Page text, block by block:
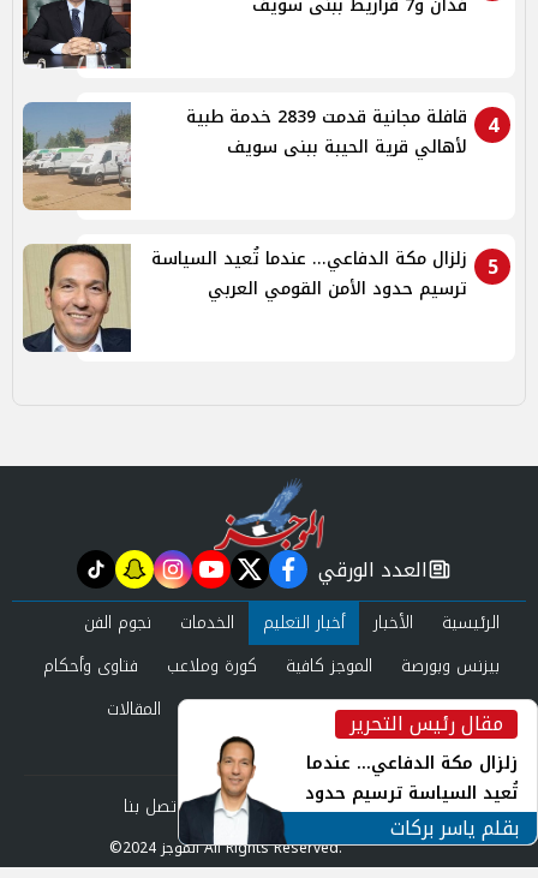
4
قافلة مجانية قدمت 2839 خدمة طبية
لأهالي قرية الحيبة ببنى سويف
5
زلزال مكة الدفاعي... عندما تُعيد السياسة
ترسيم حدود الأمن القومي العربي
مقال رئيس التحرير
زلزال مكة الدفاعي... عندما
تُعيد السياسة ترسيم حدود
الأمن القومي العربي
بقلم ياسر بركات
newspaper
العدد الورقي facebook
twitter
youtube
instagram
snapchat
tiktok
الرئيسية الأخبار أخبار التعليم الخدمات
نجوم الفن
بيزنس وبورصة
الموجز كافية كورة وملاعب
فتاوى وأحكام
صحة وجمال
عرب وعالم حوادث ومحاكم
المقالات
العدد الورقي
من نحن
سياسة الخصوصية اتصل بنا
©2024 الموجز All Rights Reserved.